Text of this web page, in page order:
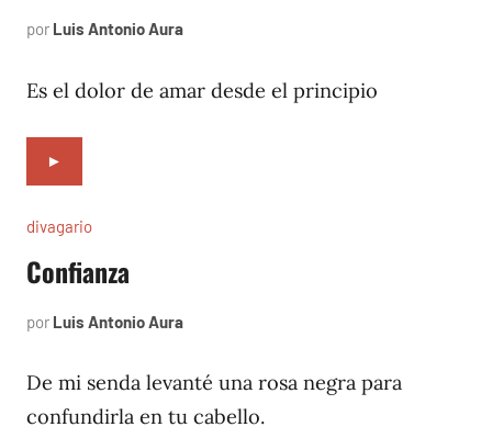
por Luis Antonio Aura
1994
Es el dolor de amar desde el principio
►
divagario
Confianza
por Luis Antonio Aura
1994
De mi senda levanté una rosa negra para
confundirla en tu cabello.